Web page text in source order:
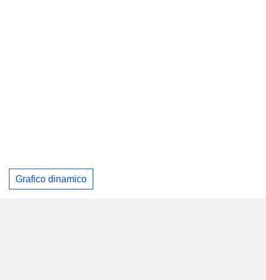
Grafico dinamico